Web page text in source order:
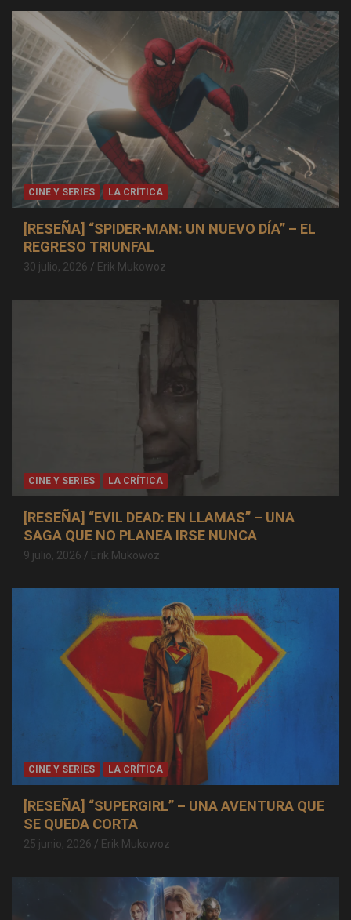
CINE Y SERIES LA CRÍTICA
[RESEÑA] “SPIDER-MAN: UN NUEVO DÍA” – EL
REGRESO TRIUNFAL
30 julio, 2026 Erik Mukowoz
CINE Y SERIES LA CRÍTICA
[RESEÑA] “EVIL DEAD: EN LLAMAS” – UNA
SAGA QUE NO PLANEA IRSE NUNCA
9 julio, 2026 Erik Mukowoz
CINE Y SERIES LA CRÍTICA
[RESEÑA] “SUPERGIRL” – UNA AVENTURA QUE
SE QUEDA CORTA
25 junio, 2026 Erik Mukowoz